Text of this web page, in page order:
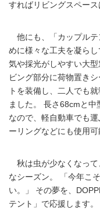
すればリビングスペース
他にも、「カップルテ
めに様々な工夫を凝ら
気や採光がしやすい大
ビング部分に荷物置き
トを装備し、二人でも
ました。 長さ68cmと
なので、軽自動車でも
ーリングなどにも使用可
秋は虫が少なくなって
なシーズン。 「今年こ
い。」 その夢を、
テント」で応援します。